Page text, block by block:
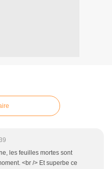
les feuilles mortes sont
<br /> Et superbe ce